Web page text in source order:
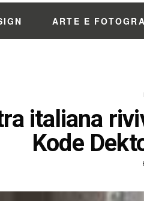
ARTE E
italiana
Kode